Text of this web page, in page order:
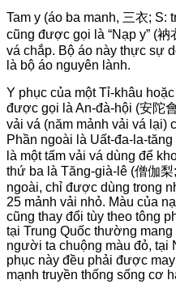
Tam y (áo ba manh, 三衣; S:
cũng được gọi là “Nạp y” (
vá chắp. Bộ áo này thực sự
là bộ áo nguyên lành.
Y phục của một Tỉ-khâu
được gọi là An-đà-hội (安陀
vải vá (năm mảnh vải vá lại)
Phần ngoài là Uất-đa-la-
là một tấm vải vá dùng để
thứ ba là Tăng-già-lê (僧伽
ngoài, chỉ được dùng trong
25 mảnh vải nhỏ. Màu của
cũng thay đổi tùy theo tông
tại Trung Quốc thường
người ta chuộng màu đỏ, tại
phục này đều phải được
mạnh truyền thống sống cơ